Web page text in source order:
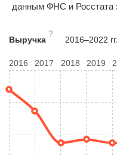
данным ФНС и Росстата
Выручка
?
2016–2022 гг.
2016 2017 2018 2019